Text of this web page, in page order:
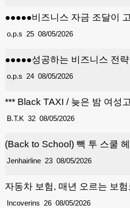
●●●●●비즈니스 자금 조달이
25
o.p.s 08/05/2026
●●●●●성공하는 비즈니스 전
24
o.p.s 08/05/2026
*** Black TAXI / 늦은 밤 여성
32
B.T.K 08/05/2026
(Back to School) 빽 투 스쿨
23
Jenhairline 08/05/2026
자동차 보험, 매년 오르는 보
26
Incoverins 08/05/2026